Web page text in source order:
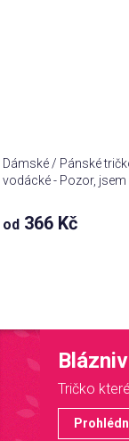
Dámské / Pánské
vodácké - Pozor,
od 366 Kč
Tričko